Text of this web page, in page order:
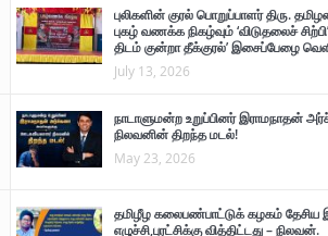
புலிகளின் குரல் பொறுப்பாளர் திரு.
புகழ் வணக்க நிகழ்வும் ‘விடுதலைச்
திடம் குன்றா தீக்குரல்’ இசைப்பேழை
July 13, 2026
நாடாளுமன்ற உறுப்பினர் இராமநாதன்
நிலவனின் திறந்த மடல்!
May 23, 2026
தமிழீழ கலைபண்பாட்டுக் கழகம் தேசிய
எழுச்சி,புரட்சிக்கு வித்திட்டது – நிலவன்.